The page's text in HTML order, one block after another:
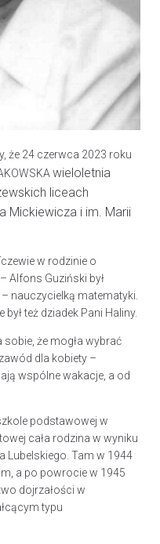
że 24 czerwca 2023 roku
wieloletnia
liceach
Mickiewicza i im. Marii
w rodzinie o
Alfons Guziński był
nauczycielką matematyki.
też dziadek Pani Haliny.
sobie, że mogła wybrać
dla kobiety –
wspólne wakacje, a od
podstawowej w
cała rodzina w wyniku
Lubelskiego. Tam w 1944
a po powrocie w 1945
dojrzałości w
typu